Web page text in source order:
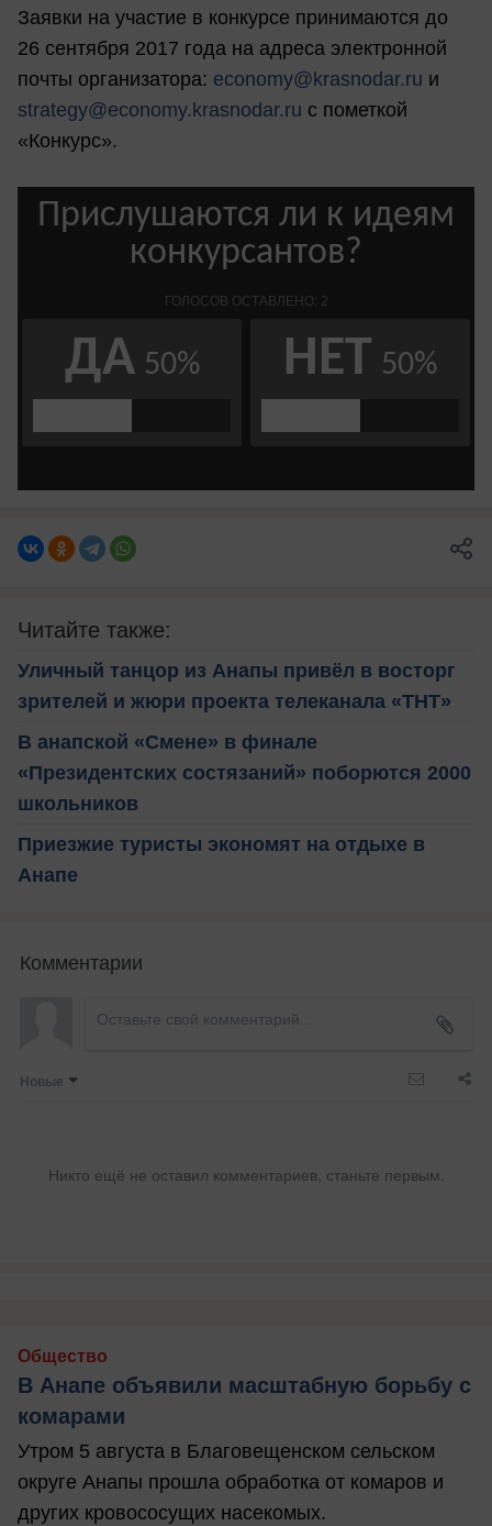
Заявки на участие в конкурсе принимаются до
26 сентября 2017 года на адреса электронной
почты организатора: economy@krasnodar.ru и
strategy@economy.krasnodar.ru с пометкой
«Конкурс».
Читайте также:
Уличный танцор из Анапы привёл в восторг
зрителей и жюри проекта телеканала «ТНТ»
В анапской «Смене» в финале
«Президентских состязаний» поборются 2000
школьников
Приезжие туристы экономят на отдыхе в
Анапе
Комментарии
Новые
Никто ещё не оставил комментариев, станьте первым.
Общество
В Анапе объявили масштабную борьбу с
комарами
Утром 5 августа в Благовещенском сельском
округе Анапы прошла обработка от комаров и
других кровососущих насекомых.